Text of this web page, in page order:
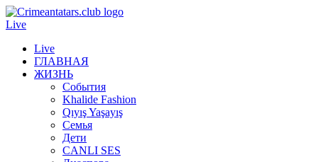
Live
Live
ГЛАВНАЯ
ЖИЗНЬ
События
Khalide Fashion
Qıyış Yaşayış
Семья
Дети
CANLI SES